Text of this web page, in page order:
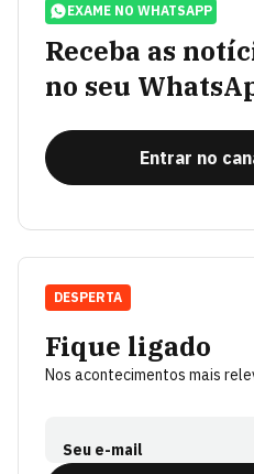
EXAME NO WHATSAPP
Receba as
no seu
Entrar no
Fique ligado
Nos acontecimentos mais
Seu e-mail
DESPERTA